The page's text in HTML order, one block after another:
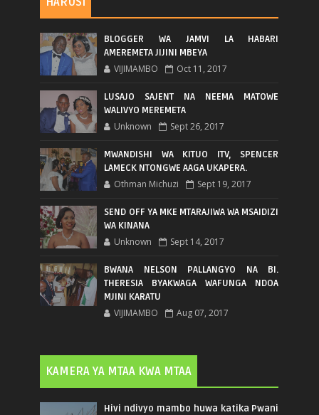
BLOGGER WA JAMVI LA HABARI
AMEREMETA JIJINI MBEYA
VIJIMAMBO Oct 11, 2017
LUSAJO SAJENT NA NEEMA MATOWE
WALIVYO MEREMETA
Unknown Sept 26, 2017
MWANDISHI WA KITUO ITV, SPENCER
LAMECK NTONGWE AAGA UKAPERA.
Othman Michuzi Sept 19, 2017
SEND OFF YA MKE MTARAJIWA WA MSAIDIZI
WA KINANA
Unknown Sept 14, 2017
BWANA NELSON PALLANGYO NA BI.
THERESIA BYAKWAGA WAFUNGA NDOA
MJINI KARATU
VIJIMAMBO Aug 07, 2017
KAMERA YA MTAA KWA MTAA
Hivi ndivyo mambo huwa katika Pwani